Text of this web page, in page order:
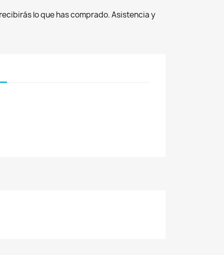
lo que has comprado. Asistencia y